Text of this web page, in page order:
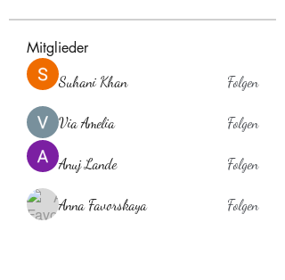
Mitglieder
Suhani Khan Folgen
Via Amelia Folgen
Anuj Lande Folgen
Anna Favorskaya Folgen